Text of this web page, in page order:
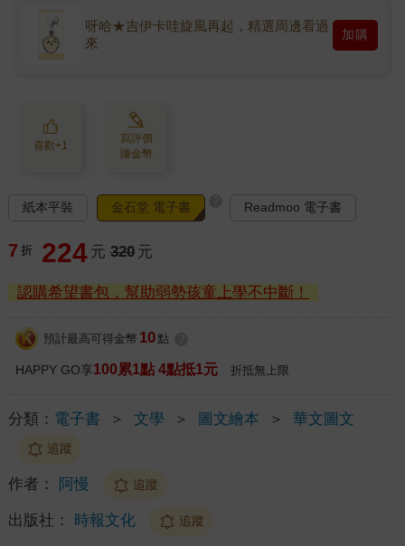
呀哈★吉伊卡哇旋風再起，精選周邊看過
來
加購
喜歡+1
寫評價
賺金幣
紙本平裝 金石堂 電子書 Readmoo 電子書
7 折 224 元 320 元
認購希望書包，幫助弱勢孩童上學不中斷！
預計最高可得金幣 10 點
HAPPY GO享100累1點 4點抵1元 折抵無上限
分類： 電子書 ＞ 文學 ＞ 圖文繪本 ＞ 華文圖文
追蹤
作者： 阿慢 追蹤
出版社： 時報文化 追蹤